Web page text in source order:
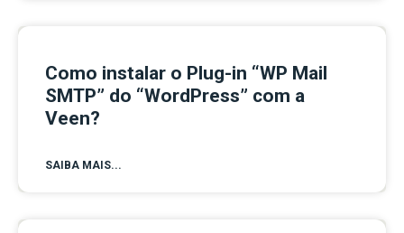
Como instalar o Plug-in “WP Mail
SMTP” do “WordPress” com a
Veen?
SAIBA MAIS...